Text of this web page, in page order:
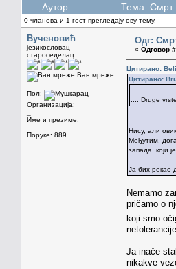
Аутор Тема: Смрт
0 чланова и 1 гост прегледају ову тему.
Вученовић
језикословац
староседелац
Ван мреже
Пол:
Организација:
Име и презиме:
Поруке: 889
Одг:
« Одговор
Цитирано:
Цитирано:
.... Druge
Нису, али
Међутим,
запада, који
Ја бих рекао
Nemamo
pričamo o
koji smo
Ja inače
nikakve